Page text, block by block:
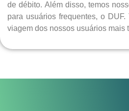
de débito. Além disso, temos
para usuários frequentes, o
viagem dos nossos usuários mais